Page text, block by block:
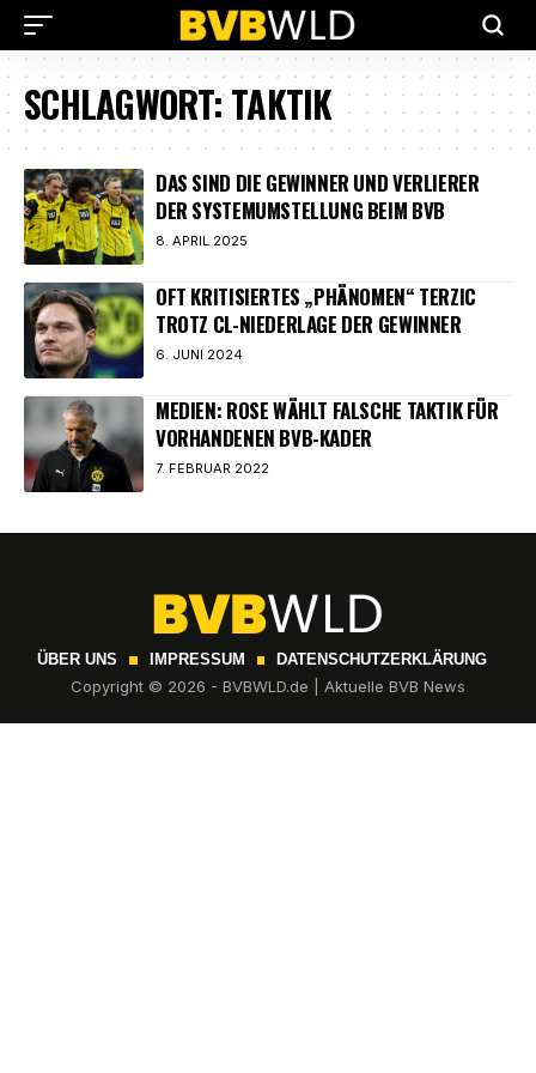
SCHLAGWORT:TAKTIK
DAS SIND DIE GEWINNER UND VERLIERER
DER SYSTEMUMSTELLUNG BEIM BVB
8. APRIL 2025
OFT KRITISIERTES „PHÄNOMEN“ TERZIC
TROTZ CL-NIEDERLAGE DER GEWINNER
6. JUNI 2024
MEDIEN: ROSE WÄHLT FALSCHE TAKTIK FÜR
VORHANDENEN BVB-KADER
7. FEBRUAR 2022
ÜBER UNS IMPRESSUM DATENSCHUTZERKLÄRUNG
Copyright © 2026 - BVBWLD.de | Aktuelle BVB News